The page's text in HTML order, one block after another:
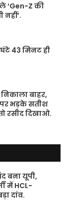
‘Gen-Z की
नहीं’.
घंटे 43 मिनट ही
बाहर,
पर भड़के सतीश
रसीद दिखाओ.
बना यूपी,
में HCL-
दांव.